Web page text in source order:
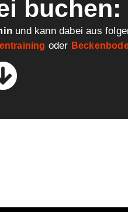
buchen:
und kann dabei aus
oder